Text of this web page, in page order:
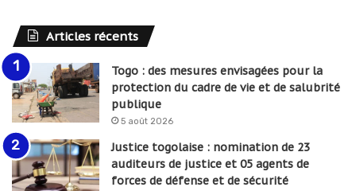
Articles récents
Togo : des mesures envisagées pour la
protection du cadre de vie et de salubrité
publique
5 août 2026
Justice togolaise : nomination de 23
auditeurs de justice et 05 agents de
forces de défense et de sécurité